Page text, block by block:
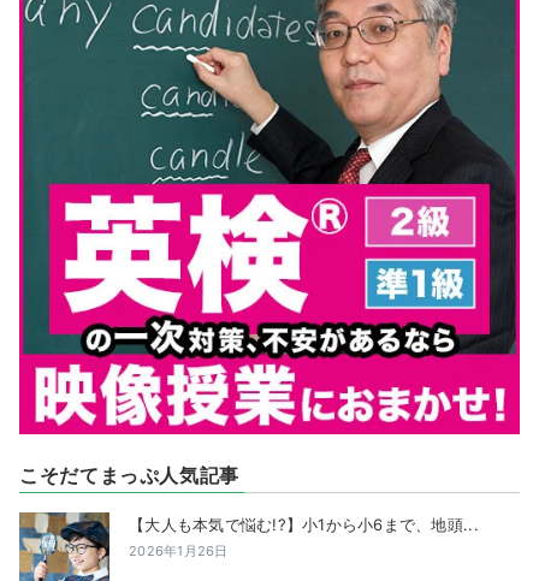
こそだてまっぷ人気記事
【大人も本気で悩む!?】小1から小6まで、地頭...
2026年1月26日